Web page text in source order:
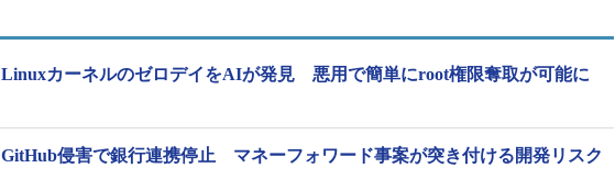
LinuxカーネルのゼロデイをAIが発見 悪用で簡単にroot権限奪取が可能に
GitHub侵害で銀行連携停止 マネーフォワード事案が突き付ける開発リスク